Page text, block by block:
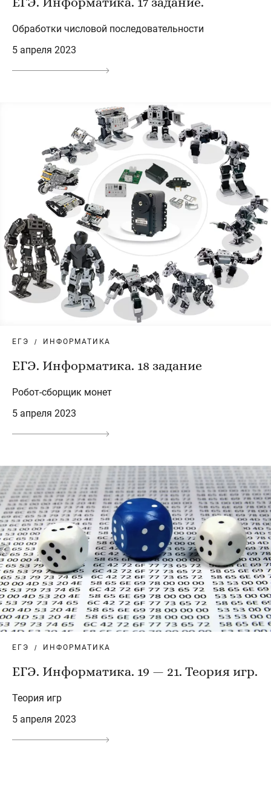
Обработки числовой последовательности
5 апреля 2023
ЕГЭ ИНФОРМАТИКА
ЕГЭ. Информатика. 18 задание
Робот-сборщик монет
5 апреля 2023
ЕГЭ ИНФОРМАТИКА
ЕГЭ. Информатика. 19 — 21. Теория игр.
Теория игр
5 апреля 2023